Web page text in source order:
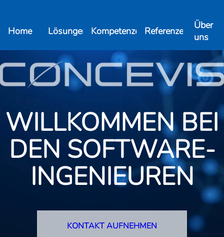
Home Lösungen Kompetenzen Referenzen
Über
uns
WILLKOMMEN BEI
DEN SOFTWARE­
INGENIEUREN
KONTAKT AUFNEHMEN